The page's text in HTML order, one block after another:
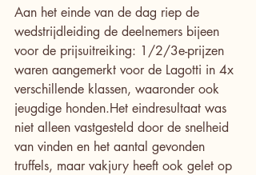
Aan het einde van de dag riep de
wedstrijdleiding de deelnemers bijeen
voor de prijsuitreiking: 1/2/3e-prijzen
waren aangemerkt voor de Lagotti in 4x
verschillende klassen, waaronder ook
jeugdige honden.Het eindresultaat was
niet alleen vastgesteld door de snelheid
van vinden en het aantal gevonden
truffels, maar vakjury heeft ook gelet op